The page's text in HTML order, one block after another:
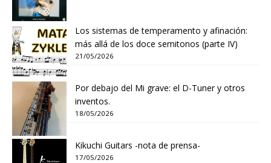
Los sistemas de temperamento y afinación:
más allá de los doce semitonos (parte IV)
21/05/2026
Por debajo del Mi grave: el D-Tuner y otros
inventos.
18/05/2026
Kikuchi Guitars -nota de prensa-
17/05/2026